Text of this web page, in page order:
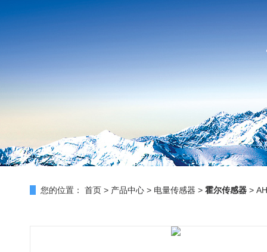
您的位置： 首页 > 产品中心 > 电量传感器 > 霍尔传感器 >